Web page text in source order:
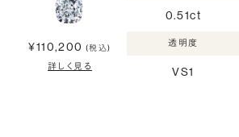
¥110,200 (税込)
詳しく見る
0.51ct
透明度
VS1